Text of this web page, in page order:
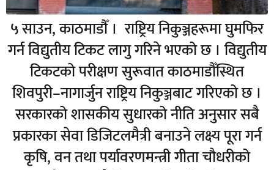
५ साउन, काठमाडौँ । राष्ट्रिय निकुञ्जहरूमा घुमफिर
गर्न विद्युतीय टिकट लागु गरिने भएको छ । विद्युतीय
टिकटको परीक्षण सुरूवात काठमाडौँस्थित
शिवपुरी–नागार्जुन राष्ट्रिय निकुञ्जबाट गरिएको छ ।
सरकारको शासकीय सुधारको नीति अनुसार सबै
प्रकारका सेवा डिजिटलमैत्री बनाउने लक्ष्य पूरा गर्न
कृषि, वन तथा पर्यावरणमन्त्री गीता चौधरीको